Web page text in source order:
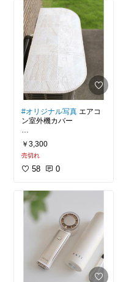
あれこれ着けずに、
サッと1枚羽織るだけでO
K◎
お出かけはもちろん、
洗濯物やゴミ捨てなど普
段使いにも活躍
メッシュグレーを愛用
☑︎腕の下半分はメッシュ
素材で通気性抜群
☑︎ひんやり接触冷感素材
☑︎ ゆとりのあるシルエッ
トで、ストレスフリー
#オリジナル写真 エアコ
ン室外機カバー
エアコンの電気代対策
に！
直射日光をしっかりガー
マグネットで貼るだけだ
から
取り付けも簡単🙏
強力マグネットでズレに
くいのも◎
#買ってよかった
￥3,300
売切れ
58 0